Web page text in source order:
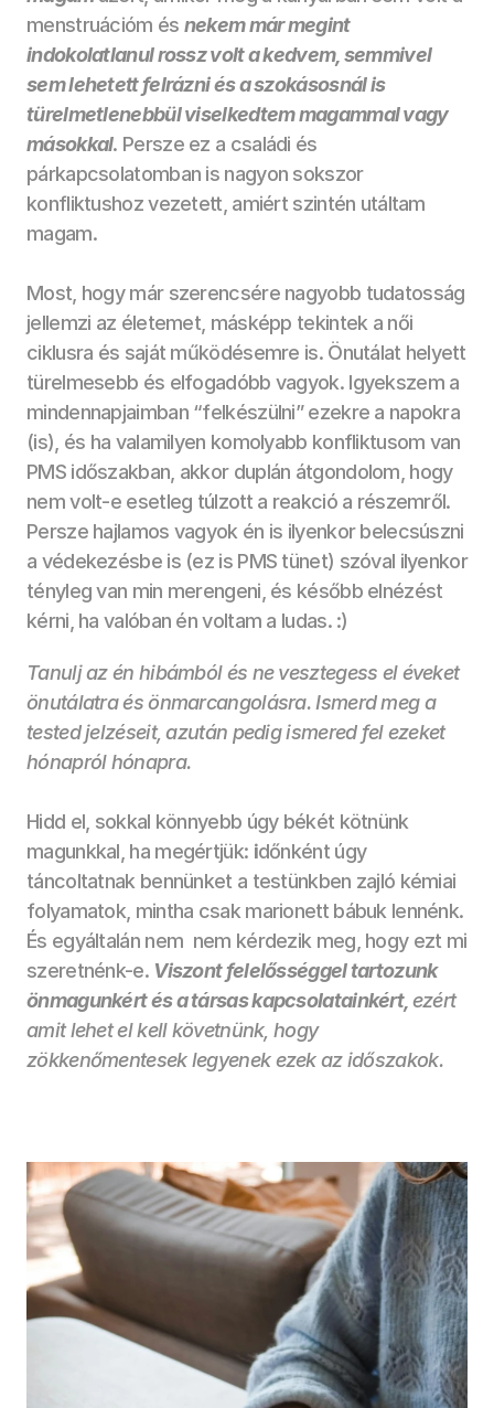
menstruációm és nekem már megint
indokolatlanul rossz volt a kedvem, semmivel
sem lehetett felrázni és a szokásosnál is
türelmetlenebbül viselkedtem magammal vagy
másokkal. Persze ez a családi és
párkapcsolatomban is nagyon sokszor
konfliktushoz vezetett, amiért szintén utáltam
magam.
Most, hogy már szerencsére nagyobb tudatosság
jellemzi az életemet, másképp tekintek a női
ciklusra és saját működésemre is. Önutálat helyett
türelmesebb és elfogadóbb vagyok. Igyekszem a
mindennapjaimban “felkészülni” ezekre a napokra
(is), és ha valamilyen komolyabb konfliktusom van
PMS időszakban, akkor duplán átgondolom, hogy
nem volt-e esetleg túlzott a reakció a részemről.
Persze hajlamos vagyok én is ilyenkor belecsúszni
a védekezésbe is (ez is PMS tünet) szóval ilyenkor
tényleg van min merengeni, és később elnézést
kérni, ha valóban én voltam a ludas. :)
Tanulj az én hibámból és ne vesztegess el éveket
önutálatra és önmarcangolásra. Ismerd meg a
tested jelzéseit, azután pedig ismered fel ezeket
hónapról hónapra.
Hidd el, sokkal könnyebb úgy békét kötnünk
magunkkal, ha megértjük: időnként úgy
táncoltatnak bennünket a testünkben zajló kémiai
folyamatok, mintha csak marionett bábuk lennénk.
És egyáltalán nem  nem kérdezik meg, hogy ezt mi
szeretnénk-e. Viszont felelősséggel tartozunk
önmagunkért és a társas kapcsolatainkért, ezért
amit lehet el kell követnünk, hogy
zökkenőmentesek legyenek ezek az időszakok.